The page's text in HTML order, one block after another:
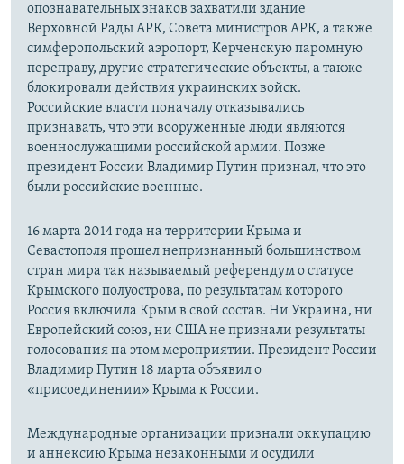
опознавательных знаков захватили здание
Верховной Рады АРК, Совета министров АРК, а также
симферопольский аэропорт, Керченскую паромную
переправу, другие стратегические объекты, а также
блокировали действия украинских войск.
Российские власти поначалу отказывались
признавать, что эти вооруженные люди являются
военнослужащими российской армии. Позже
президент России Владимир Путин признал, что это
были российские военные.
16 марта 2014 года на территории Крыма и
Севастополя прошел непризнанный большинством
стран мира так называемый референдум о статусе
Крымского полуострова, по результатам которого
Россия включила Крым в свой состав. Ни Украина, ни
Европейский союз, ни США не признали результаты
голосования на этом мероприятии. Президент России
Владимир Путин 18 марта объявил о
«присоединении» Крыма к России.
Международные организации признали оккупацию
и аннексию Крыма незаконными и осудили